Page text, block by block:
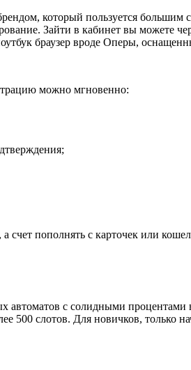
который пользуется большим
Зайти в кабинет вы можете
браузер вроде Оперы,
можно мгновенно:
счет пополнять с карточек или
автоматов с солидными
500 слотов. Для новичков,